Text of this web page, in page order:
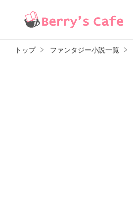
トップ ファンタジー小説一覧